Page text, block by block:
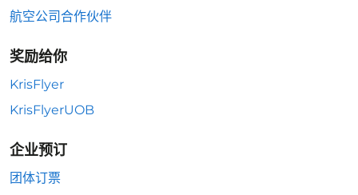
航空公司合作伙伴
奖励给你
KrisFlyer
KrisFlyerUOB
企业预订
团体订票